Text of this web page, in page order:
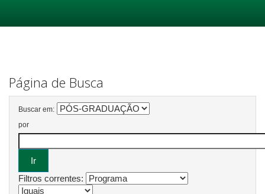
Página de Busca
Buscar em:
por
Filtros correntes: